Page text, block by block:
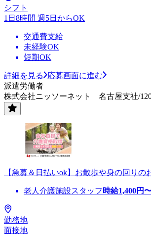
シフト
1日8時間 週5日からOK
交通費支給
未経験OK
短期OK
詳細を見る
応募画面に進む
派遣労働者
株式会社ニッソーネット 名古屋支社/
【急募＆日払いok】お散歩や身の回りの
老人介護施設スタッフ 時給1,400円
勤務地
面接地